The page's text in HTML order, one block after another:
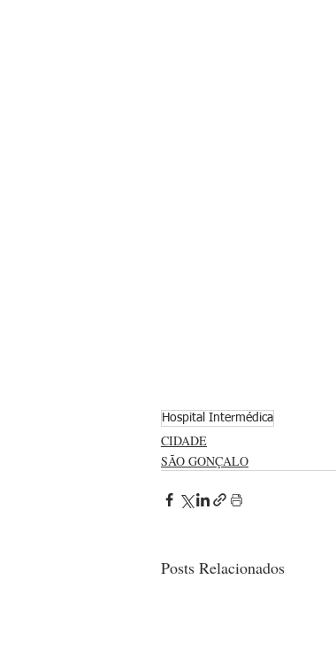
Hospital Intermédica
CIDADE
SÃO GONÇALO
Posts Relacionados